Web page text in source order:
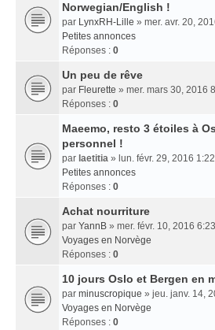
Norwegian/English !
par LynxRH-Lille » mer. avr. 20,
Petites annonces
Réponses : 0
Un peu de rêve
par Fleurette » mer. mars 30, 2016
Réponses : 0
Maeemo, resto 3 étoiles à
personnel !
par laetitia » lun. févr. 29, 2016
Petites annonces
Réponses : 0
Achat nourriture
par YannB » mer. févr. 10, 2016
Voyages en Norvège
Réponses : 0
10 jours Oslo et Bergen en
par minuscropique » jeu. janv. 14,
Voyages en Norvège
Réponses : 0